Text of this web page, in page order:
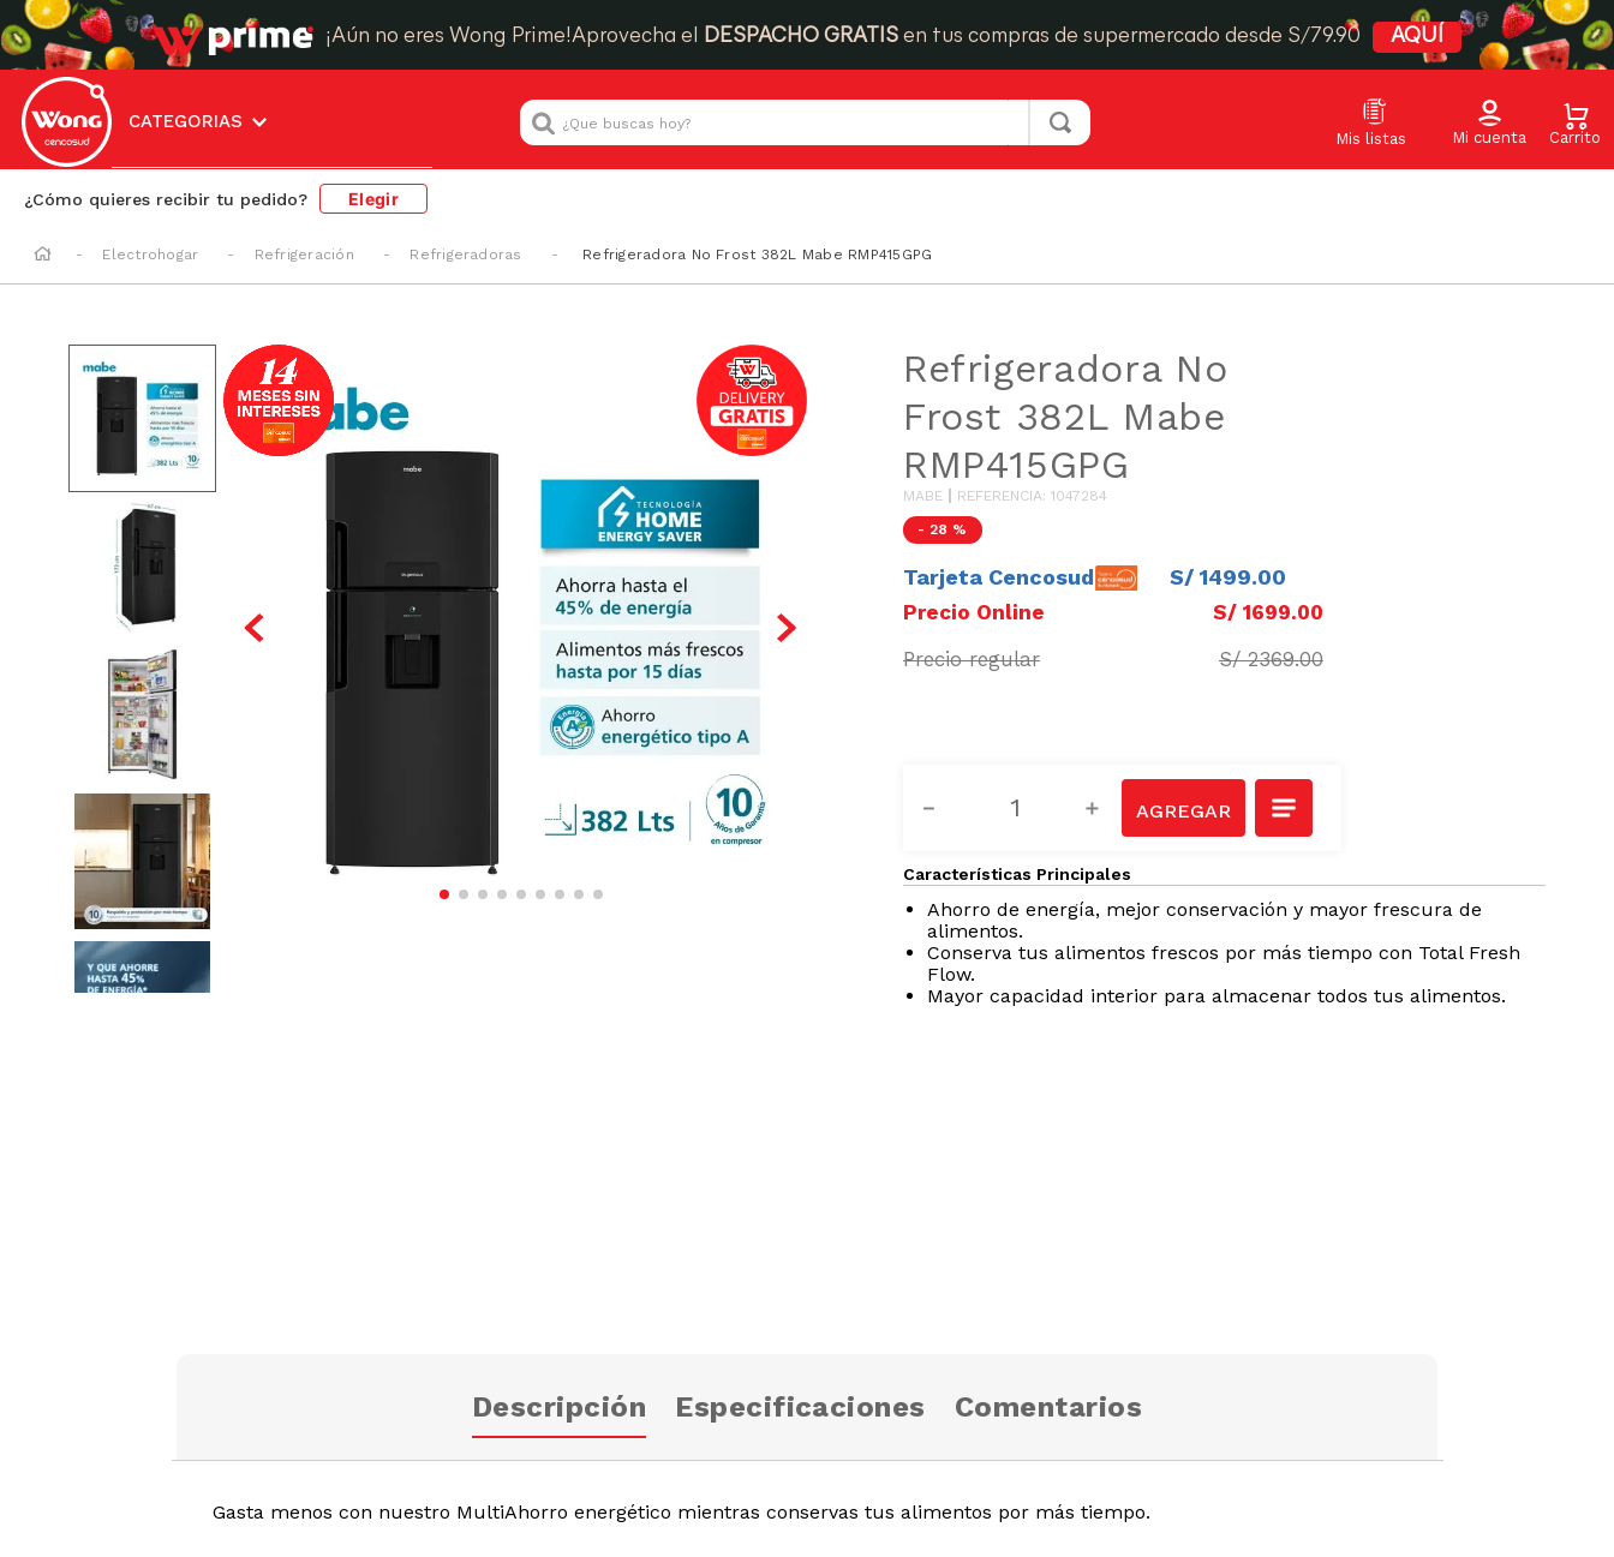
¡Aún no eres Wong Prime!Aprovecha el DESPACHO GRATIS en tus compras de supermercado desde S/79.90 AQUÍ
CATEGORIAS
¿Que buscas hoy?
¿Cómo quieres recibir tu pedido? Elegir
Electrohogar Refrigeración Refrigeradoras Refrigeradora No Frost 382L Mabe RMP415GPG
Refrigeradora No
Frost 382L Mabe
RMP415GPG
MABE REFERENCIA: 1047284
- 28 %
Tarjeta Cencosud S/ 1499.00
S/ 1699.00
S/ 2369.00
＋
－
Características Principales
Ahorro de energía, mejor conservación y mayor frescura de
alimentos.
Conserva tus alimentos frescos por más tiempo con Total Fresh
Flow.
Mayor capacidad interior para almacenar todos tus alimentos.
Descripción Especificaciones Comentarios
Gasta menos con nuestro MultiAhorro energético mientras conservas tus alimentos por más tiempo.